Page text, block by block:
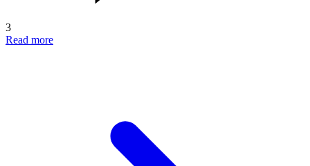
3
Read more